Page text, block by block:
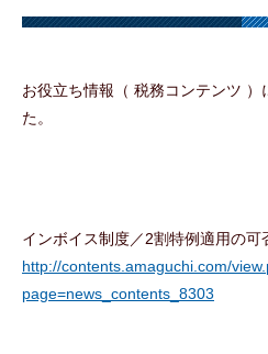
お役立ち情報（ 税務コンテンツ ）
た。
インボイス制度／2割特例適用の可
http://contents.amaguchi.com/
page=news_contents_8303